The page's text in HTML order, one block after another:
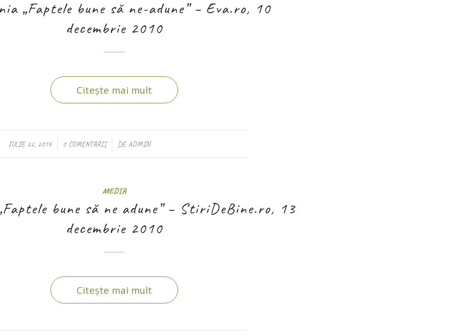
„Faptele bune să ne-adune” – Eva.ro, 10
decembrie 2010
Citește mai mult
IULIE 22, 2016
/ 0 COMENTARII
/ DE ADMIN
MEDIA
bune să ne adune” – StiriDeBine.ro, 13
decembrie 2010
Citește mai mult